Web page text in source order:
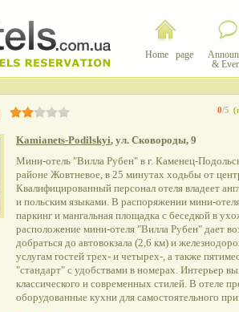
Home page
&
0/5
Kamianets-Podilskyi, ул. Сковороды, 9
Мини-отель "Вилла Рубен" в г. Каменец-
районе Жовтневое, в 25 минутах ходьбы от
Квалифицированный персонал отеля владеет
и польским языками. В распоряжении мини-
паркинг и мангальная площадка с беседкой в
расположение мини-отеля "Вилла Рубен" дает
добраться до автовокзала (2,6 км) и
услугам гостей трех- и четырех-, а также
"стандарт" с удобствами в номерах. Интерьер
классического и современных стилей. В отеле
оборудованные кухни для самостоятельного